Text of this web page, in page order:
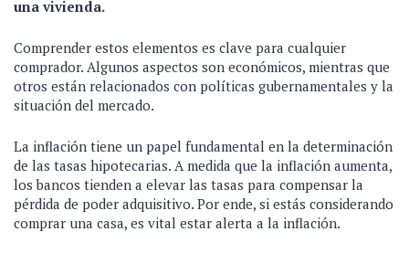
una vivienda.
Comprender estos elementos es clave para cualquier
comprador. Algunos aspectos son económicos, mientras que
otros están relacionados con políticas gubernamentales y la
situación del mercado.
La inflación tiene un papel fundamental en la determinación
de las tasas hipotecarias. A medida que la inflación aumenta,
los bancos tienden a elevar las tasas para compensar la
pérdida de poder adquisitivo. Por ende, si estás considerando
comprar una casa, es vital estar alerta a la inflación.